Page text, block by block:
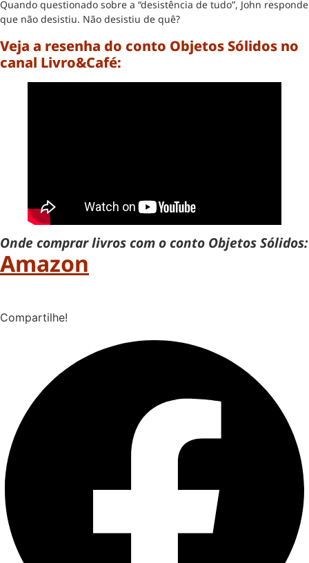
Quando questionado sobre a “desistência de tudo”, John responde
que não desistiu. Não desistiu de quê?
Veja a resenha do conto Objetos Sólidos no
canal Livro&Café:
Onde comprar livros com o conto Objetos Sólidos:
Amazon
Compartilhe!